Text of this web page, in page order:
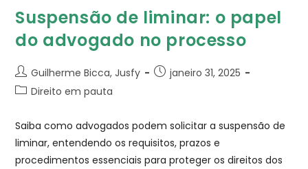
Suspensão de liminar: o papel
do advogado no processo
Guilherme Bicca, Jusfy
janeiro 31, 2025
Direito em pauta
Saiba como advogados podem solicitar a suspensão de
liminar, entendendo os requisitos, prazos e
procedimentos essenciais para proteger os direitos dos